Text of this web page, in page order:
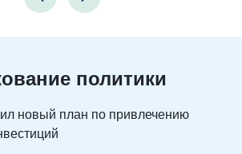
политики
новый план по привлечению